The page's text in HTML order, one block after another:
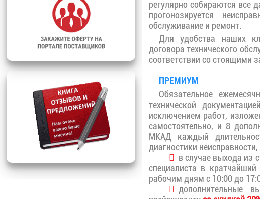
регулярно собираются все
прогонозируется
обслуживание и ремонт.
Для удобства наших
договора технического
соответствии со стоящими
ПРЕМИУМ
Обязательное
технической
исключением работ,
самостоятельно, и 8
МКАД каждый
диагностики
в случае выхода из
специалиста в
рабочим дням с 10:00 до
дополнительные